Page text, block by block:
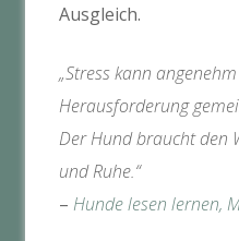
Ausgleich.
„Stress kann
Herausforderung
Der Hund braucht den
und Ruhe.“
– Hunde lesen lernen,